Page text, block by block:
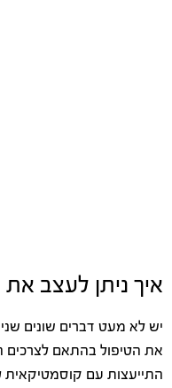
איך ניתן לעצב
יש לא מעט דברים שונים
את הטיפול בהתאם לצרכים
התייעצות עם קוסמטיקאית